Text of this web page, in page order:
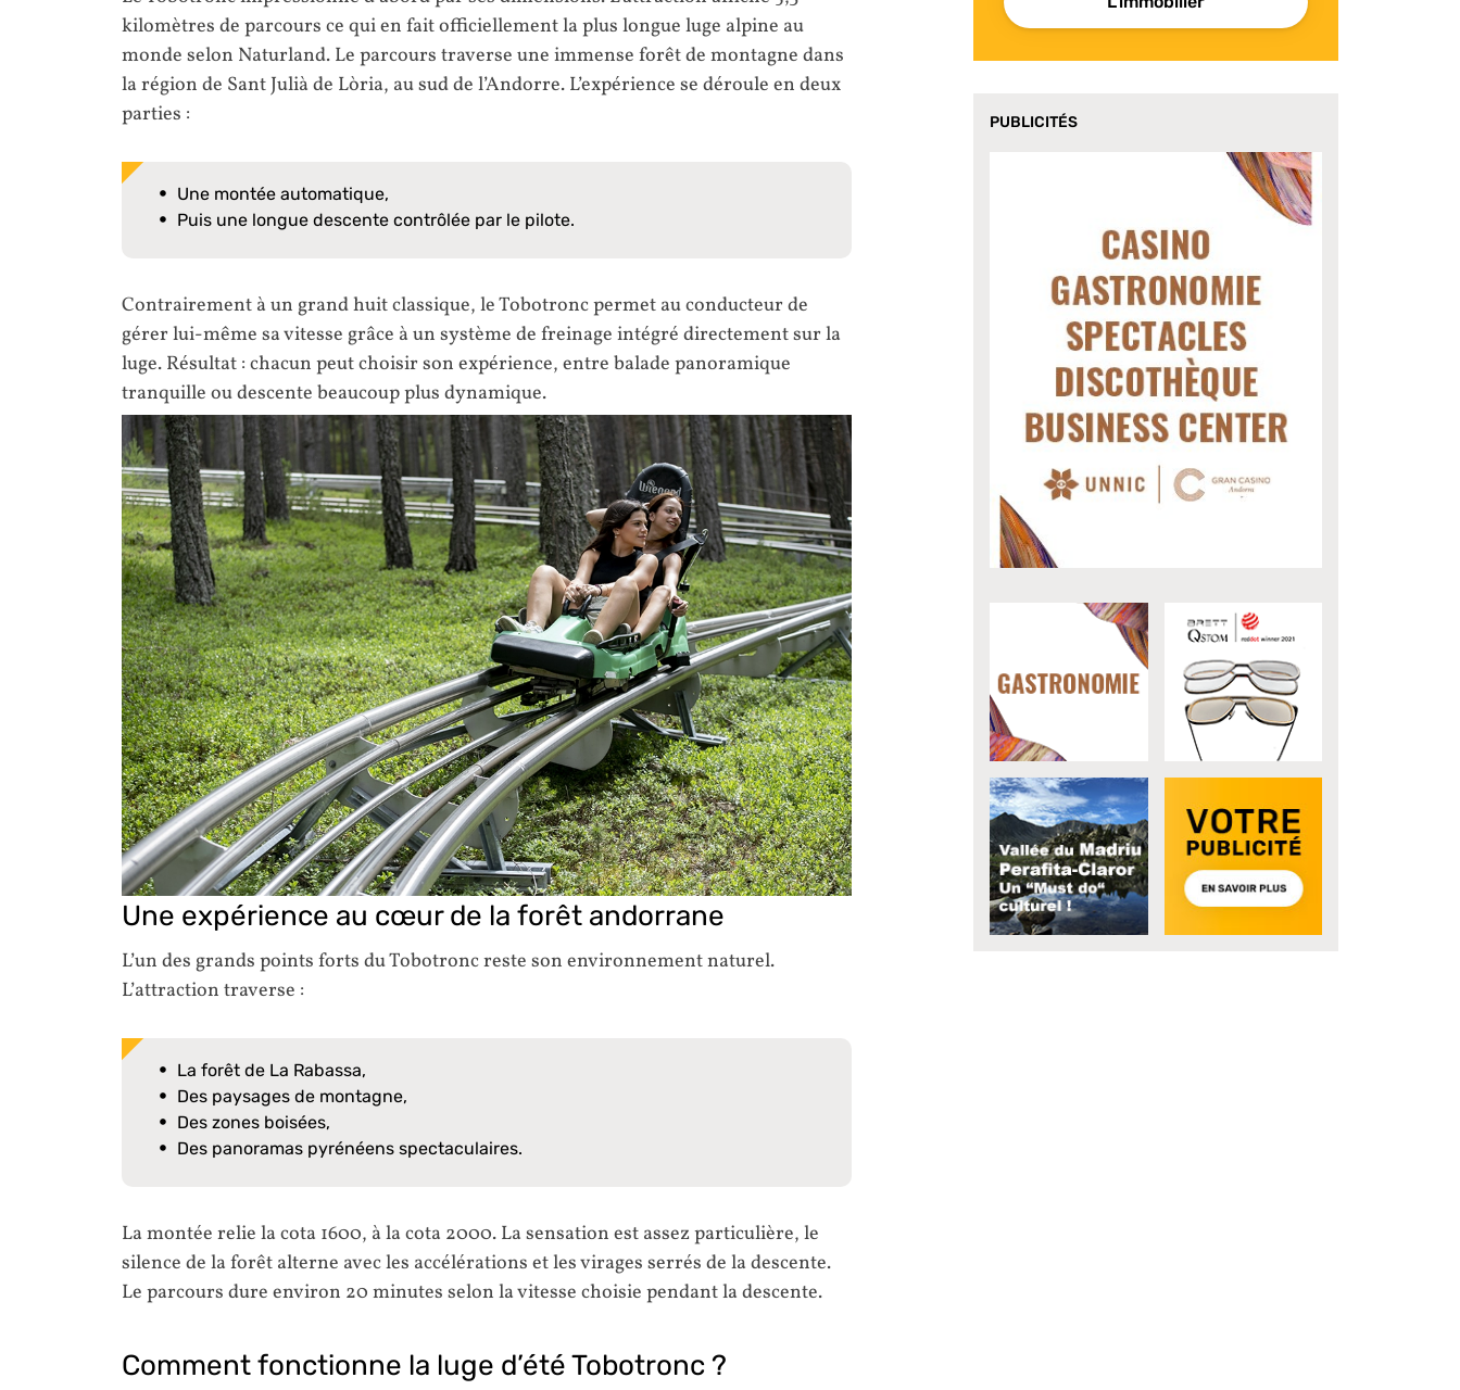
kilomètres de parcours ce qui en fait officiellement la plus longue luge alpine au
monde selon Naturland. Le parcours traverse une immense forêt de montagne dans
la région de Sant Julià de Lòria, au sud de l’Andorre. L’expérience se déroule en deux
parties :
Une montée automatique,
Puis une longue descente contrôlée par le pilote.
Contrairement à un grand huit classique, le Tobotronc permet au conducteur de
gérer lui-même sa vitesse grâce à un système de freinage intégré directement sur la
luge. Résultat : chacun peut choisir son expérience, entre balade panoramique
tranquille ou descente beaucoup plus dynamique.
Une expérience au cœur de la forêt andorrane
L’un des grands points forts du Tobotronc reste son environnement naturel.
L’attraction traverse :
La forêt de La Rabassa,
Des paysages de montagne,
Des zones boisées,
Des panoramas pyrénéens spectaculaires.
La montée relie la cota 1600, à la cota 2000. La sensation est assez particulière, le
silence de la forêt alterne avec les accélérations et les virages serrés de la descente.
Le parcours dure environ 20 minutes selon la vitesse choisie pendant la descente.
Comment fonctionne la luge d’été Tobotronc ?
PUBLICITÉS